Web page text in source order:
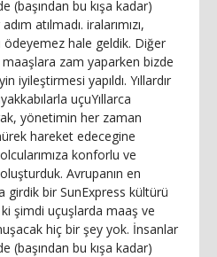
(başından bu kışa kadar)
atılmadı. iralarımızı,
ödeyemez hale geldik. Diğer
zam yaparken bizde
iyileştirmesi yapıldı. Yıllardır
uçuYıllarca
yönetimin her zaman
hareket edecegine
konforlu ve
Avrupanın en
girdik bir SunExpress kültürü
şimdi uçuşlarda maaş ve
hiç bir şey yok. İnsanlar
(başından bu kışa kadar)